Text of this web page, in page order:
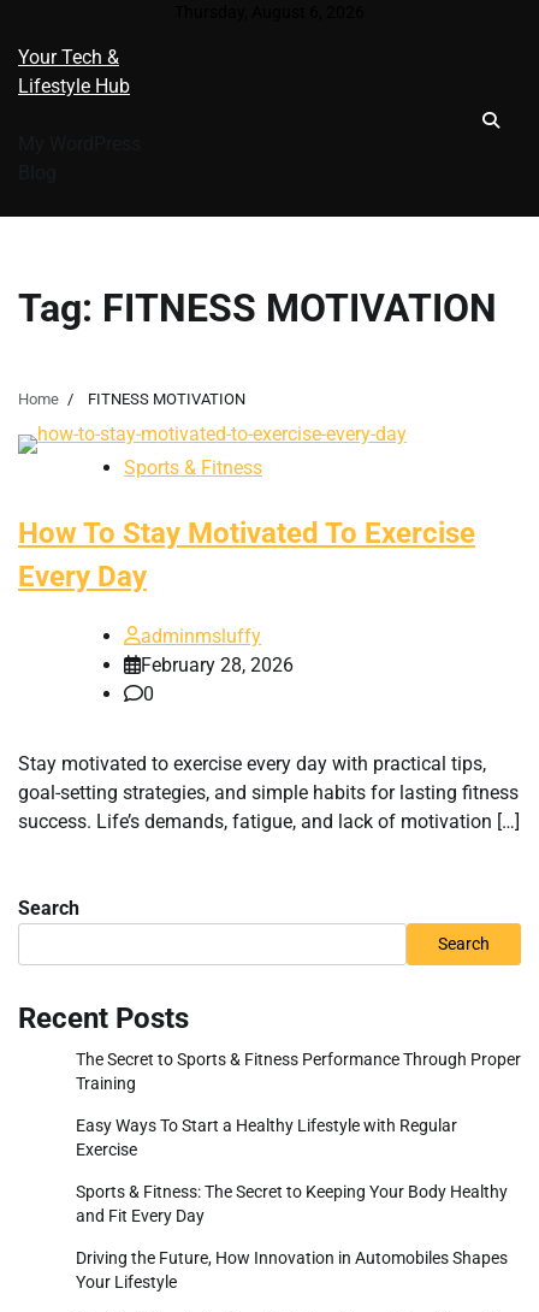
content
Your Tech &
Lifestyle Hub
Tag: FITNESS MOTIVATION
Home FITNESS MOTIVATION
Sports & Fitness
How To Stay Motivated To Exercise
Every Day
adminmsluffy
February 28, 2026
0
Stay motivated to exercise every day with practical tips,
goal-setting strategies, and simple habits for lasting fitness
success. Life’s demands, fatigue, and lack of motivation […]
Search
Search
Recent Posts
The Secret to Sports & Fitness Performance Through Proper
Training
Easy Ways To Start a Healthy Lifestyle with Regular
Exercise
Sports & Fitness: The Secret to Keeping Your Body Healthy
and Fit Every Day
Driving the Future, How Innovation in Automobiles Shapes
Your Lifestyle